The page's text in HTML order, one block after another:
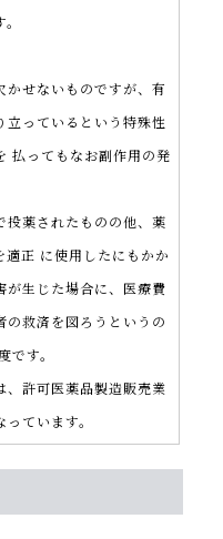
かせないものですが、有
っているという特殊性
払ってもなお副作用の発
投薬されたものの他、薬
正 に使用したにもかか
が生じた場合に、医療費
救済を図ろうというの
す。
、許可医薬品製造販売業
ています。